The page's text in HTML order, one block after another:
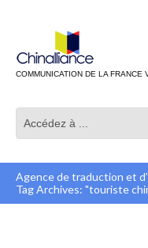
COMMUNICATION DE LA FRANCE
Agence de traduction et
Tag Archives: "touriste